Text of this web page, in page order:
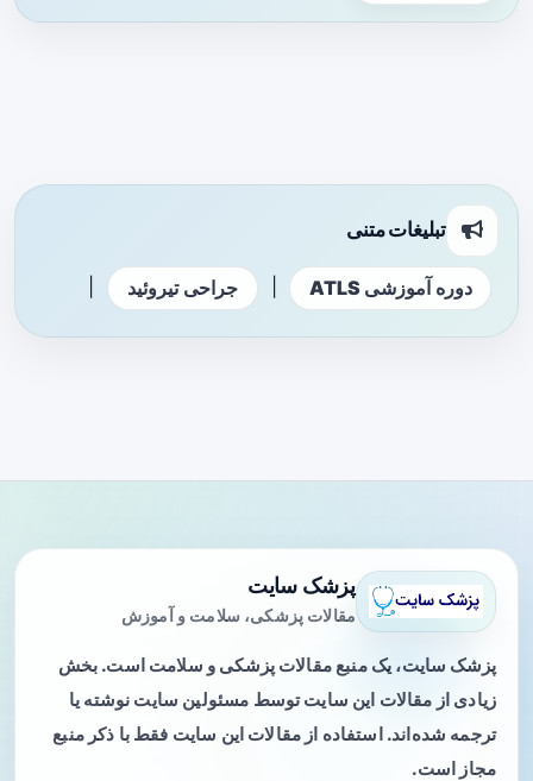
تبلیغات متنی
دوره آموزشی ATLS جراحی تیروئید
پزشک سایت
مقالات پزشکی، سلامت و آموزش
پزشک سایت، یک منبع مقالات پزشکی و سلامت است. بخش
زیادی از مقالات این سایت توسط مسئولین سایت نوشته یا
ترجمه شده‌اند. استفاده از مقالات این سایت فقط با ذکر منبع
مجاز است.